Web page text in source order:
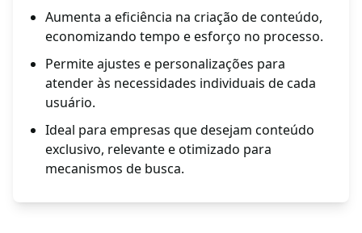
Aumenta a eficiência na criação de conteúdo,
economizando tempo e esforço no processo.
Permite ajustes e personalizações para
atender às necessidades individuais de cada
usuário.
Ideal para empresas que desejam conteúdo
exclusivo, relevante e otimizado para
mecanismos de busca.